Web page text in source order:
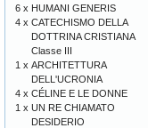
6 x HUMANI GENERIS
4 x CATECHISMO DELLA
DOTTRINA CRISTIANA
Classe III
1 x ARCHITETTURA
DELL'UCRONIA
4 x CÉLINE E LE DONNE
1 x UN RE CHIAMATO
DESIDERIO